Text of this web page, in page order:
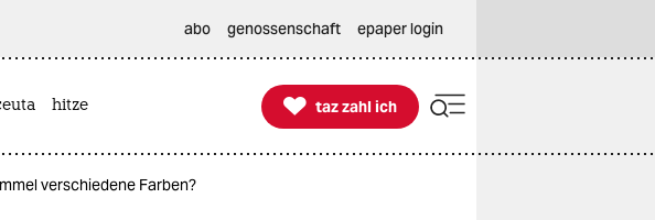
abo genossenschaft epaper login
hitze 
taz zahl ich
taz zahl ich
verschiedene Farben?